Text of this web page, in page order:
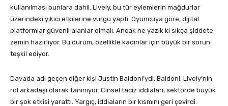
kullanılması bunlara dahil. Lively, bu tür eylemlerin mağdurlar
üzerindeki yıkıcı etkilerine vurgu yaptı. Oyuncuya göre, dijital
platformlar güvenli alanlar olmalı. Ancak ne yazık ki sıkça şiddete
zemin hazırlıyor. Bu durum, özellikle kadınlar için büyük bir sorun
teşkil ediyor.
Davada adı geçen diğer kişi Justin Baldoni’ydi. Baldoni, Lively’nin
rol arkadaşı olarak tanınıyor. Cinsel taciz iddiaları, sektörde büyük
bir şok etkisi yarattı. Yargıç, iddiaların bir kısmını geri çevirdi.